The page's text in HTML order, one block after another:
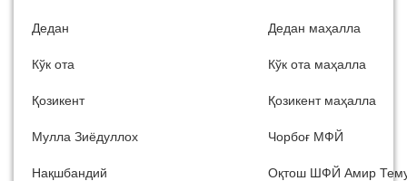
Дедан Дедан маҳалла
Кўк ота Кўк ота маҳалла
Қозикент Қозикент маҳалла
Мулла Зиёдуллох Чорбоғ МФЙ
Нақшбандий Оқтош ШФЙ Амир